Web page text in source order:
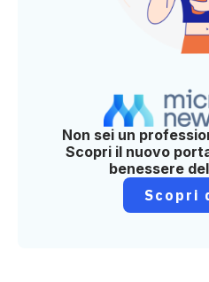
Non sei un
Scopri il nuovo
benessere
Scopri